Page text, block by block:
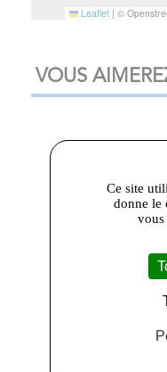
Leaflet | ©
VOUS
Ce site
donne le
vous